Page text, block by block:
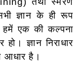
ज्ञान के हीरूप
एक की कल्पना
ज्ञान निराधार
आधार है।